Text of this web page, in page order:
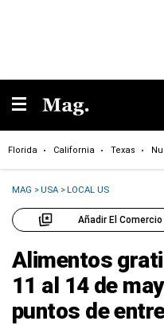
Florida California Texas
MAG >USA >LOCAL US
Añadir El
Alimentos
11 al 14 de
puntos de